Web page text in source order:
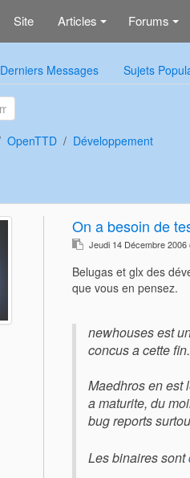
Site Articles Forums
Derniers Messages Sujets
OpenTTD
Développement
On a besoin de
Jeudi 14 Décembre 2006
Belugas et glx des
que vous en pensez.
newhouses est
concus a cette fin.
Maedhros en est
a maturite, du
bug reports
Les binaires sont